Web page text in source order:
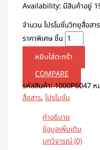
Availability: มีสินค้าอยู่
จำนวน โปรโมชั่นวิทยุสื่อส
ราคาพิเศษ ชิ้น
หยิบใส่ตะกร้า
COMPARE
รหัสสินค้า:1000P6047 ห
สื่อสาร,โปรโมชั่น
คำอธิบาย
ข้อมูลเพิ่มเติม
บทวิจารณ์ (0)